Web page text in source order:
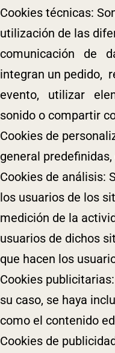
Cookies técnicas:
utilización de las
comunicación de
integran un pedido,
evento, utilizar
sonido o compartir
Cookies de
general
Cookies de análisis:
los usuarios de los
medición de la
usuarios de dichos
que hacen los
Cookies
su caso, se haya
como el contenido
Cookies de